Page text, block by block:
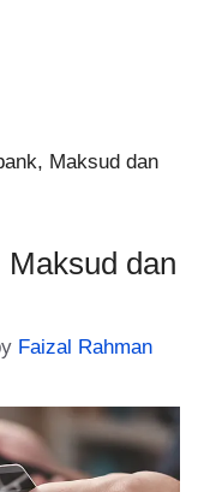
Maksud dan
dan
Faizal Rahman